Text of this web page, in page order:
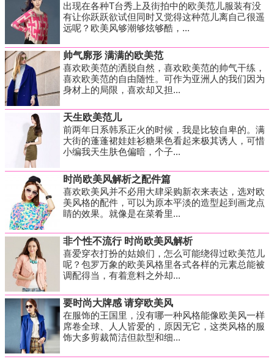
出现在各种T台秀上及街拍中的欧美范儿服装有没
有让你跃跃欲试但同时又觉得这种范儿离自己很遥
远呢？欧美风够潮够炫够酷，...
帅气廓形 满满的欧美范
喜欢欧美范的洒脱自然，喜欢欧美范的帅气干练，
喜欢欧美范的自由随性。可作为亚洲人的我们因为
身材上的局限，喜欢却又担...
天生欧美范儿
前两年日系韩系正火的时候，我是比较自卑的。满
大街的蓬蓬裙娃娃衫糖果色看起来极其诱人，可惜
小编我天生肤色偏暗，个子...
时尚欧美风解析之配件篇
喜欢欧美风并不必用大肆采购新衣来表达，选对欧
美风格的配件，可以为原本平淡的造型起到画龙点
睛的效果。就像是在菜肴里...
非个性不流行 时尚欧美风解析
喜爱穿衣打扮的姑娘们，怎么可能绕得过欧美范儿
呢？包罗万象的欧美风格里各式各样的元素总能被
调配得当，有着意料之外却...
要时尚大牌感 请穿欧美风
在服饰的王国里，没有哪一种风格能像欧美风一样
席卷全球、人人皆爱的，原因无它，这类风格的服
饰大多剪裁简洁但款型和细...